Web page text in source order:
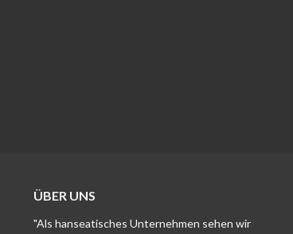
ÜBER UNS
"Als hanseatisches Unternehmen sehen wir